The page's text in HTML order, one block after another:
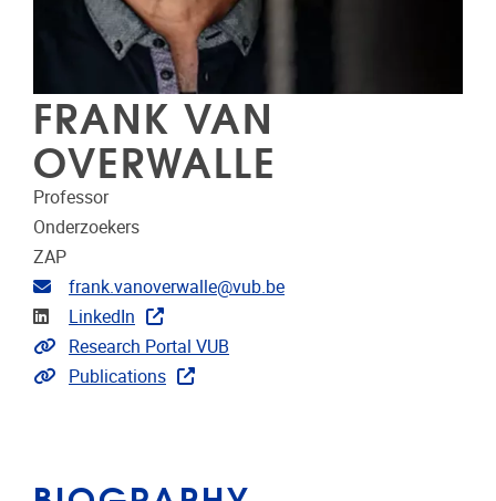
FRANK VAN
OVERWALLE
Professor
Onderzoekers
ZAP
Email address
frank.vanoverwalle@vub.be
Linkedin
LinkedIn
Link to CRIS
Research Portal VUB
Link to publications
Publications